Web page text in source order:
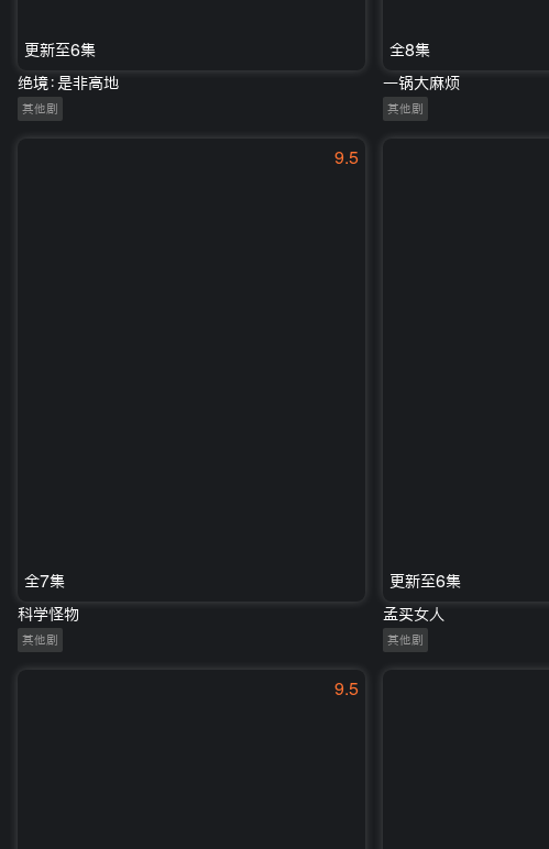
更新至6集
绝境：是非高地
其他剧
全8集
一锅大麻烦
其他剧
9.5
全7集
科学怪物
其他剧
更新至6集
孟买女人
其他剧
9.5